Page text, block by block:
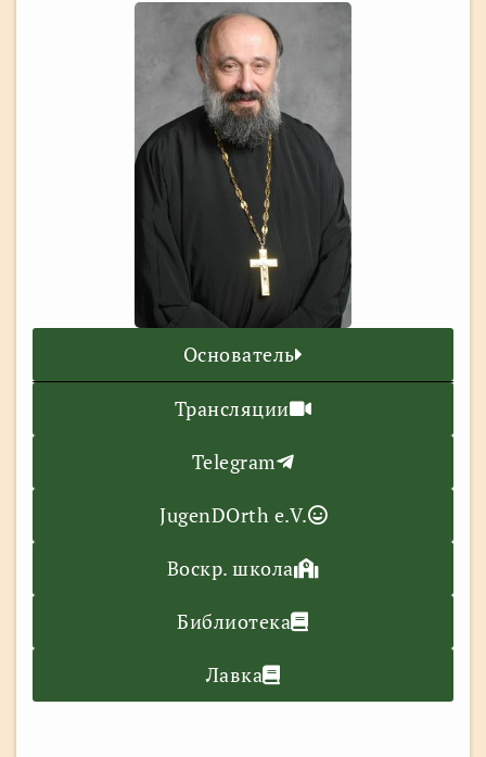
Основатель
Трансляции
Telegram
JugenDOrth e.V.
Воскр. школа
Библиотека
Лавка